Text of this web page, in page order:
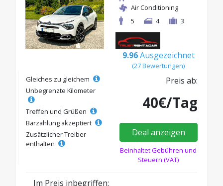
Air Conditioning
5
4 3
9.96 Ausgezeichnet
(27 Bewertungen)
Gleiches zu gleichem
Unbegrenzte Kilometer
Treffen und Grüßen
Barzahlung akzeptiert
Zusätzlicher Treiber
enthalten
Preis ab:
40€/Tag
Deal anzeigen
Beinhaltet Gebühren und
Steuern (VAT)
Im Preis inbegriffen: